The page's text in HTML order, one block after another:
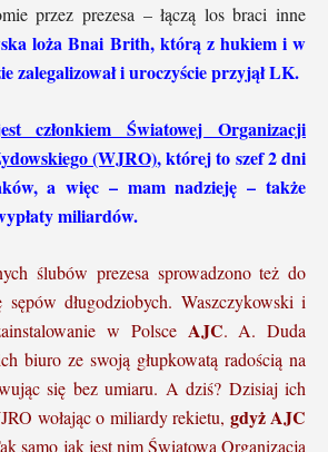
przez prezesa – łączą los braci inne
loża Bnai Brith, którą z hukiem i w
zalegalizował i uroczyście przyjął LK.
członkiem Światowej Organizacji
(WJRO), której to szef 2 dni
a więc – mam nadzieję – także
miliardów.
ślubów prezesa sprowadzono też do
długodziobych. Waszczykowski i
w Polsce AJC. A. Duda
biuro ze swoją głupkowatą radością na
się bez umiaru. A dziś? Dzisiaj ich
wołając o miliardy rekietu, gdyż AJC
samo jak jest nim Światowa Organizacja